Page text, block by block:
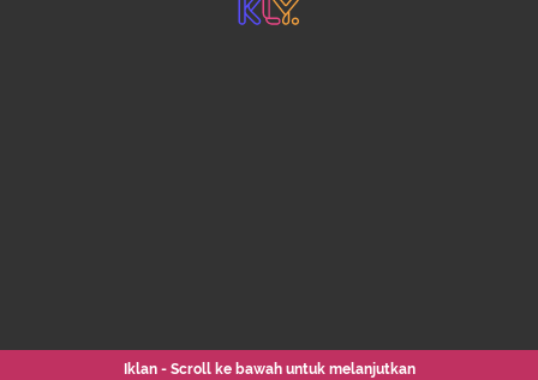
Iklan - Scroll ke bawah untuk melanjutkan